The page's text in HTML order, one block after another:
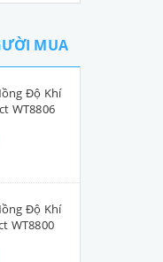
MUA
Độ Khí
WT8806
Độ Khí
WT8800